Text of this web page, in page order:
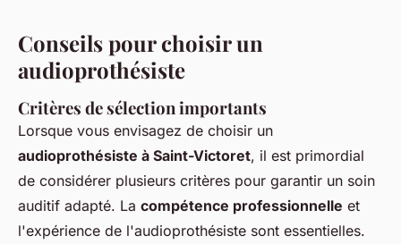
Conseils pour choisir un
audioprothésiste
Critères de sélection importants
Lorsque vous envisagez de choisir un
audioprothésiste à Saint-Victoret, il est primordial
de considérer plusieurs critères pour garantir un soin
auditif adapté. La compétence professionnelle et
l'expérience de l'audioprothésiste sont essentielles.